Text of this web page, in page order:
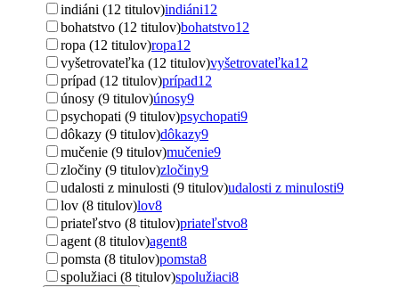
indiáni (12 titulov)indiáni12
bohatstvo (12 titulov)bohatstvo12
ropa (12 titulov)ropa12
vyšetrovateľka (12 titulov)vyšetrovateľka12
prípad (12 titulov)prípad12
únosy (9 titulov)únosy9
psychopati (9 titulov)psychopati9
dôkazy (9 titulov)dôkazy9
mučenie (9 titulov)mučenie9
zločiny (9 titulov)zločiny9
udalosti z minulosti (9 titulov)udalosti z minulosti9
lov (8 titulov)lov8
priateľstvo (8 titulov)priateľstvo8
agent (8 titulov)agent8
pomsta (8 titulov)pomsta8
spolužiaci (8 titulov)spolužiaci8